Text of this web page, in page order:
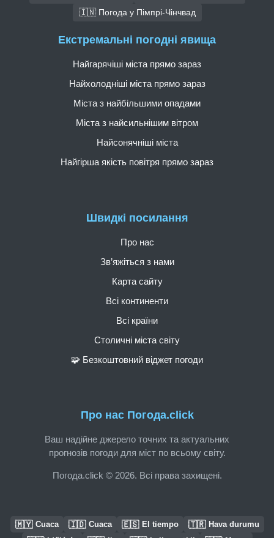
🇮🇳 Погода у Пімпрі-Чінчвад
Про нас Погода.click
Ваш надійне джерело точних та актуальних
прогнозів погоди для міст по всьому світу.
Погода.click © 2026. Всі права захищені.
Швидкі посилання
Про нас
Зв’яжіться з нами
Карта сайту
Всі континенти
Всі країни
Столичні міста світу
🧩 Безкоштовний віджет погоди
Екстремальні погодні явища
Найгарячіші міста прямо зараз
Найхолодніші міста прямо зараз
Міста з найбільшими опадами
Міста з найсильнішим вітром
Найсонячніші міста
Найгірша якість повітря прямо зараз
🇲🇾 Cuaca 🇮🇩 Cuaca 🇪🇸 El tiempo 🇹🇷 Hava durumu